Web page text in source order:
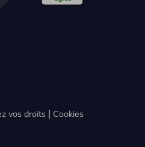
vos droits Cookies